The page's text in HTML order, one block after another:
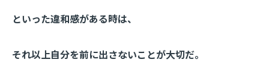
といった違和感がある時は、
それ以上自分を前に出さないことが大切だ。